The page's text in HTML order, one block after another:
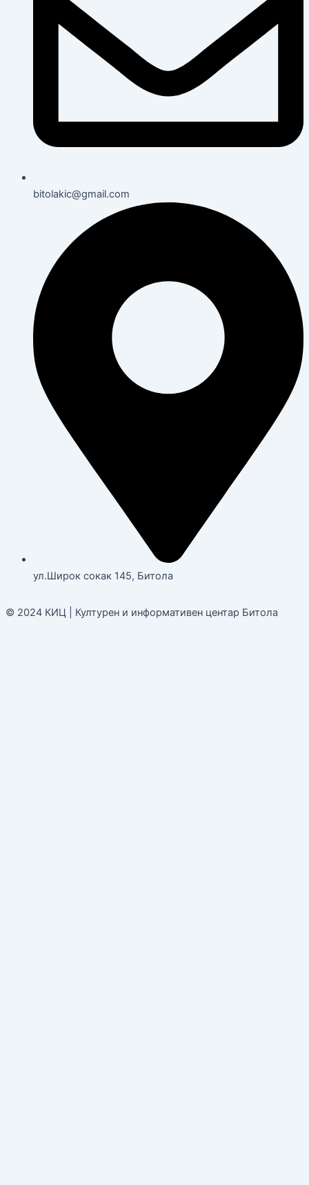
bitolakic@gmail.com
ул.Широк сокак 145, Битола
© 2024 КИЦ | Културен и информативен центар Битола